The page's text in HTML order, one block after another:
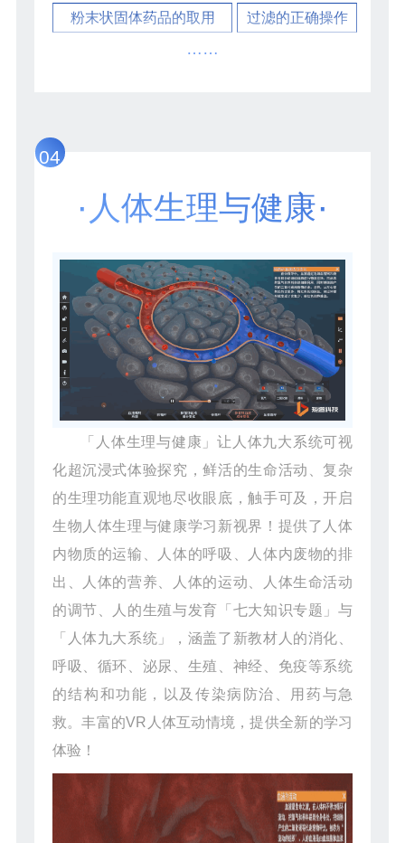
粉末状固体药品的取用 过滤的正确操作
……
04
· 人体生理与健康·
「人体生理与健康」让人体九大系统可视
化超沉浸式体验探究，鲜活的生命活动、复杂
的生理功能直观地尽收眼底，触手可及，开启
生物人体生理与健康学习新视界！提供了人体
内物质的运输、人体的呼吸、人体内废物的排
出、人体的营养、人体的运动、人体生命活动
的调节、人的生殖与发育「七大知识专题」与
「人体九大系统」，涵盖了新教材人的消化、
呼吸、循环、泌尿、生殖、神经、免疫等系统
的结构和功能，以及传染病防治、用药与急
救。丰富的VR人体互动情境，提供全新的学习
体验！